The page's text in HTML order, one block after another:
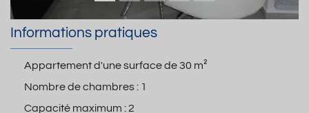
Informations pratiques
Appartement d'une surface de30 m²
Nombre de chambres : 1
Capacité maximum :2